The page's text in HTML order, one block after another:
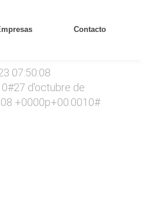
Contacto
07:50:08
d'octubre de
+0000p+00:0010#